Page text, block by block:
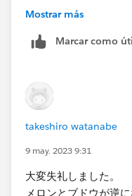
す。​
Mostrar más
Marcar como
takeshiro watanabe
9 may. 2023 9:31
大変失礼しました。
メロンとブドウが逆